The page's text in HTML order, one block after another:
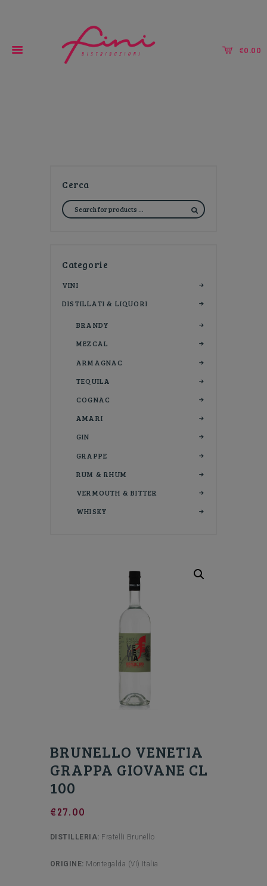
€0.00
BRUNELLO VENETIA
GRAPPA GIOVANE CL
100
€27.00
DISTILLERIA: Fratelli Brunello
ORIGINE: Montegalda (VI) Italia
Cerca
Categorie
VINI
DISTILLATI & LIQUORI
BRANDY
MEZCAL
ARMAGNAC
TEQUILA
COGNAC
AMARI
GIN
GRAPPE
RUM & RHUM
VERMOUTH & BITTER
WHISKY